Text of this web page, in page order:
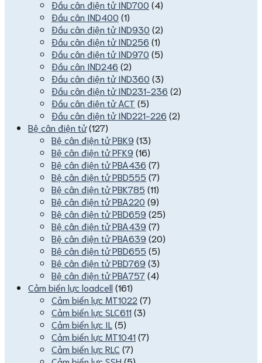
Đầu cân điện tử IND700 (4)
Đầu cân IND400 (1)
Đầu cân điện tử IND930 (2)
Đầu cân điện tử IND256 (1)
Đầu cân điện tử IND970 (5)
Đầu cân IND246 (2)
Đầu cân điện tử IND360 (3)
Đầu cân điện tử IND231-236 (2)
Đầu cân điện tử ACT (5)
Đầu cân điện tử IND221-226 (2)
Bệ cân điện tử(127)
Bệ cân điện tử PBK9 (13)
Bệ cân điện tử PFK9 (16)
Bệ cân điện tử PBA436 (7)
Bệ cân điện tử PBD555 (7)
Bệ cân điện tử PBK785 (11)
Bệ cân điện tử PBA220 (9)
Bệ cân điện tử PBD659 (25)
Bệ cân điện tử PBA439 (7)
Bệ cân điện tử PBA639 (20)
Bệ cân điện tử PBD655 (5)
Bệ cân điện tử PBD769 (3)
Bệ cân điện tử PBA757(4)
Cảm biến lực loadcell (161)
Cảm biến lực MT1022 (7)
Cảm biến lực SLC611(3)
Cảm biến lực IL (5)
Cảm biến lực MT1041(7)
Cảm biến lực RLC (7)